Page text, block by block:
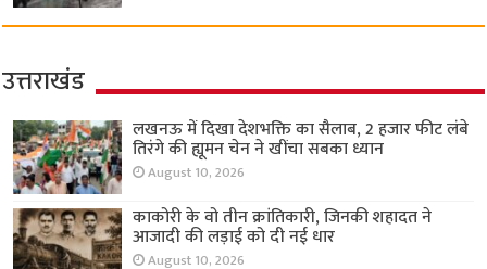
उत्तराखंड
लखनऊ में दिखा देशभक्ति का सैलाब, 2 हजार फीट लंबे
तिरंगे की ह्यूमन चेन ने खींचा सबका ध्यान
August 10, 2026
काकोरी के वो तीन क्रांतिकारी, जिनकी शहादत ने
आजादी की लड़ाई को दी नई धार
August 10, 2026